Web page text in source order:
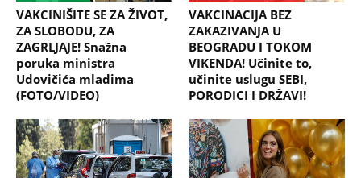
VAKCINIŠITE SE ZA ŽIVOT,
ZA SLOBODU, ZA
ZAGRLJAJE! Snažna
poruka ministra
Udovičića mladima
(FOTO/VIDEO)
VAKCINACIJA BEZ
ZAKAZIVANJA U
BEOGRADU I TOKOM
VIKENDA! Učinite to,
učinite uslugu SEBI,
PORODICI I DRŽAVI!